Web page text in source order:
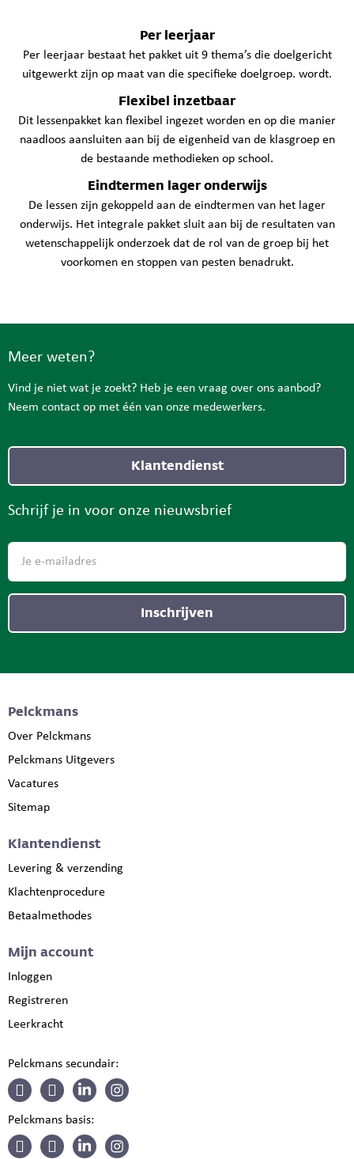
Per leerjaar
Per leerjaar bestaat het pakket uit 9 thema’s die doelgericht
uitgewerkt zijn op maat van die specifieke doelgroep. wordt.
Flexibel inzetbaar
Dit lessenpakket kan flexibel ingezet worden en op die manier
naadloos aansluiten aan bij de eigenheid van de klasgroep en
de bestaande methodieken op school.
Eindtermen lager onderwijs
De lessen zijn gekoppeld aan de eindtermen van het lager
onderwijs. Het integrale pakket sluit aan bij de resultaten van
wetenschappelijk onderzoek dat de rol van de groep bij het
voorkomen en stoppen van pesten benadrukt.
Meer weten?
Vind je niet wat je zoekt? Heb je een vraag over ons aanbod?
Neem contact op met één van onze medewerkers.
Klantendienst
Schrijf je in voor onze nieuwsbrief
Inschrijven
Pelckmans
Over Pelckmans
Pelckmans Uitgevers
Vacatures
Sitemap
Klantendienst
Levering & verzending
Klachtenprocedure
Betaalmethodes
Mijn account
Inloggen
Registreren
Leerkracht
Pelckmans secundair:
Pelckmans basis: